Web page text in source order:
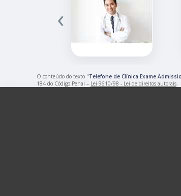
‹
O conteúdo do texto "Telefone de Clínica Exame
184 do Código Penal – Lei 9610/98 - Lei de direitos autorais